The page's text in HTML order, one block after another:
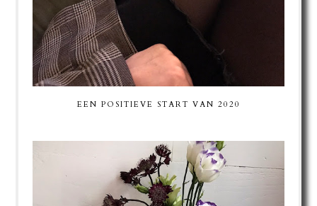
EEN POSITIEVE START VAN 2020